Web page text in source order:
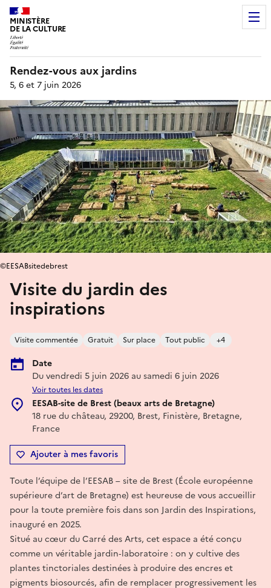
MINISTÈRE
DE LA CULTURE
Rendez-vous aux jardins
5, 6 et 7 juin 2026
Visite du jardin des
inspirations
Visite commentée Gratuit Sur place Tout public +4
Date
Du vendredi 5 juin 2026 au samedi 6 juin 2026
Voir toutes les dates
EESAB-site de Brest (beaux arts de Bretagne)
18 rue du château, 29200, Brest, Finistère, Bretagne,
France
Ajouter à mes favoris
©EESABsitedebrest
Toute l’équipe de l’EESAB – site de Brest (École européenne
supérieure d’art de Bretagne) est heureuse de vous accueillir
pour la toute première fois dans son Jardin des Inspirations,
inauguré en 2025.
Situé au cœur du Carré des Arts, cet espace a été conçu
comme un véritable jardin‑laboratoire : on y cultive des
plantes tinctoriales destinées à produire des encres et
pigments biosourcés, afin de remplacer progressivement les